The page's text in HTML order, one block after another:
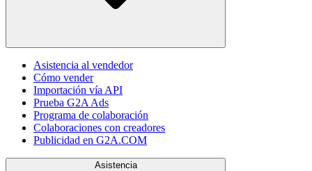
Asistencia al vendedor
Cómo vender
Importación vía API
Prueba G2A Ads
Programa de colaboración
Colaboraciones con creadores
Publicidad en G2A.COM
Asistencia